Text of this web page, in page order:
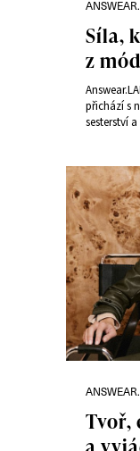
Síla,
z
přichází s
sesterství
myšlenku
Tvoř,